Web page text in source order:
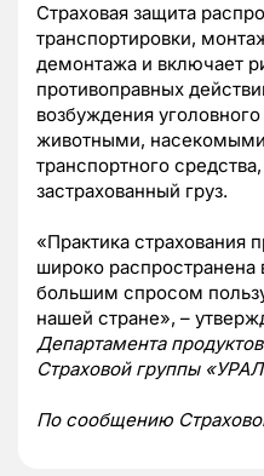
Страховая защита
транспортировки,
демонтажа и включает
противоправных
возбуждения
животными,
транспортного
застрахованный груз.
«Практика страхования
широко
большим спросом
нашей стране», –
Департамента
Страховой группы
По сообщению